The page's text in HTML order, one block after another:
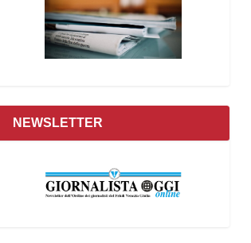
NEWSLETTER